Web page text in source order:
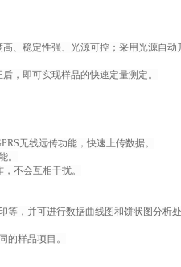
、稳定性强、光源可控；采用光源自动
，即可实现样品的快速定量测定。
无线远传功能，快速上传数据。
。
不会互相干扰。
，并可进行数据曲线图和饼状图分析
的样品项目。